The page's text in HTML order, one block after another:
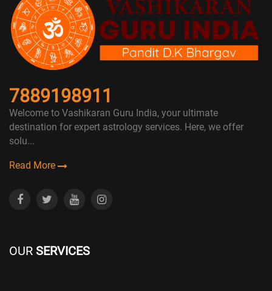
7889198911
Welcome to Vashikaran Guru India, your ultimate
destination for expert astrology services. Here, we offer
solu...
Read More
OUR SERVICES